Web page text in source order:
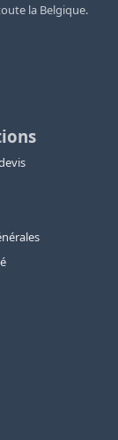
la Belgique.